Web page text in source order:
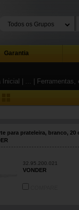
Garantia
Inicial | ... |
para prateleira, branco, 20
32.95.200.021
VONDER